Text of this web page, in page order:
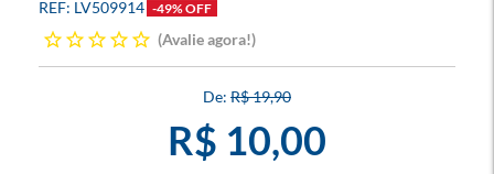
LV509914 -49% OFF
Avalie agora!
R$ 19,90
R$ 10,00